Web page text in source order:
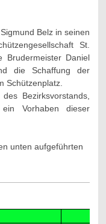
Belz in seinen
St.
Brudermeister Daniel
die Schaffung der
Schützenplatz.
Bezirksvorstands,
Vorhaben dieser
unten aufgeführten